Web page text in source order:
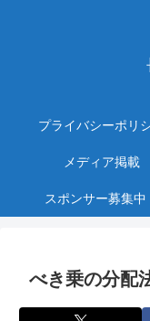
プライバシーポリ
メディア掲載
スポンサー募集中
べき乗の分